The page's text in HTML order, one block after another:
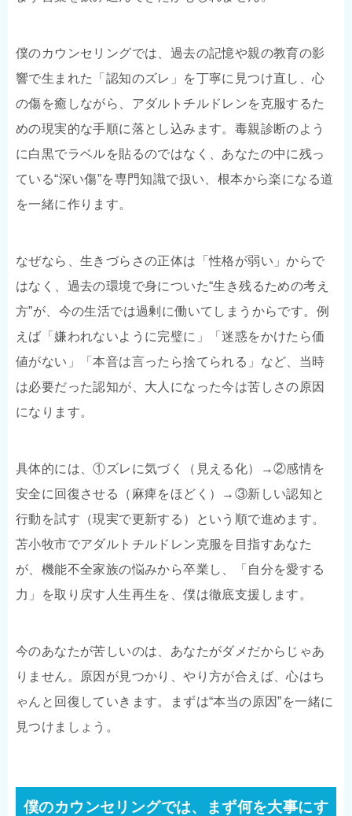
僕のカウンセリングでは、過去の記憶や親の教育の影
響で生まれた「認知のズレ」を丁寧に見つけ直し、心
の傷を癒しながら、アダルトチルドレンを克服するた
めの現実的な手順に落とし込みます。毒親診断のよう
に白黒でラベルを貼るのではなく、あなたの中に残っ
ている“深い傷”を専門知識で扱い、根本から楽になる道
を一緒に作ります。
なぜなら、生きづらさの正体は「性格が弱い」からで
はなく、過去の環境で身についた“生き残るための考え
方”が、今の生活では過剰に働いてしまうからです。例
えば「嫌われないように完璧に」「迷惑をかけたら価
値がない」「本音は言ったら捨てられる」など、当時
は必要だった認知が、大人になった今は苦しさの原因
になります。
具体的には、①ズレに気づく（見える化）→②感情を
安全に回復させる（麻痺をほどく）→③新しい認知と
行動を試す（現実で更新する）という順で進めます。
苫小牧市でアダルトチルドレン克服を目指すあなた
が、機能不全家族の悩みから卒業し、「自分を愛する
力」を取り戻す人生再生を、僕は徹底支援します。
今のあなたが苦しいのは、あなたがダメだからじゃあ
りません。原因が見つかり、やり方が合えば、心はち
ゃんと回復していきます。まずは“本当の原因”を一緒に
見つけましょう。
僕のカウンセリングでは、まず何を大事にす